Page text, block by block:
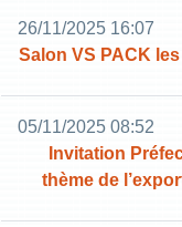
26/11/2025 16:07
Salon VS PACK
05/11/2025 08:52
Invitation
thème de